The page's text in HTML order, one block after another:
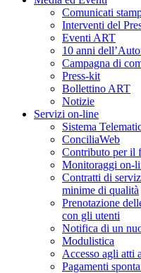
Comunicati
Interventi del
Eventi ART
10 anni
Campagna di
Press-kit
Bollettino ART
Notizie
Servizi on-line
Sistema
ConciliaWeb
Contributo per il
Monitoraggi on-
Contratti di
minime di qualità
Prenotazione
con gli utenti
Notifica di un
Modulistica
Accesso agli atti
Pagamenti